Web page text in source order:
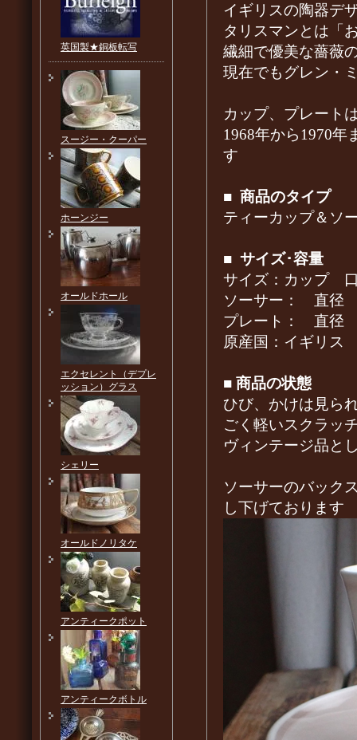
イギリスの陶器デ
タリスマンとは「
繊細で優美な薔薇
現在でもグレン・
カップ、プレート
1968年から1970年
す
■ 商品のタイプ
ティーカップ＆ソ
■ サイズ･容量
サイズ：カップ
ソーサー： 直径
プレート： 直径
原産国：イギリ
■ 商品の状態
ひび、かけは見ら
ごく軽いスクラッ
ヴィンテージ品と
ソーサーのバック
し下げております
英国製★銅板転写
スージー・クーパー
ホーンジー
オールドホール
エクセレント（デプレ
ッション）グラス
シェリー
オールドノリタケ
アンティークポット
アンティークボトル